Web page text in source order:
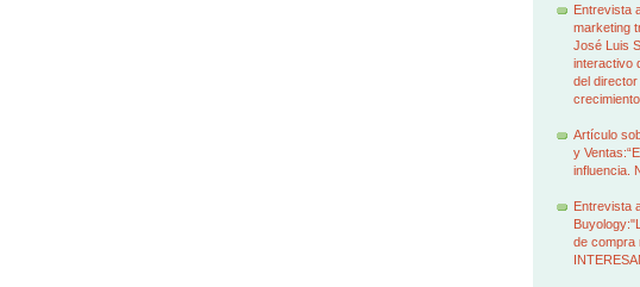
Entrevista
marketing
José Luis
interactivo
del
Artículo
y
influencia.
Entrevista
de compra